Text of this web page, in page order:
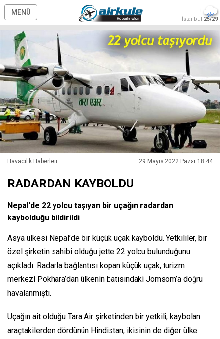
MENÜ
İstanbul 25/29
Havacılık Haberleri 29 Mayıs 2022 Pazar 18:44
RADARDAN KAYBOLDU
Nepal'de 22 yolcu taşıyan bir uçağın radardan
kaybolduğu bildirildi
Asya ülkesi Nepal’de bir küçük uçak kayboldu. Yetkililer, bir
özel şirketin sahibi olduğu jette 22 yolcu bulunduğunu
açıkladı. Radarla bağlantısı kopan küçük uçak, turizm
merkezi Pokhara’dan ülkenin batısındaki Jomsom’a doğru
havalanmıştı.
Uçağın ait olduğu Tara Air şirketinden bir yetkili, kaybolan
araçtakilerden dördünün Hindistan, ikisinin de diğer ülke